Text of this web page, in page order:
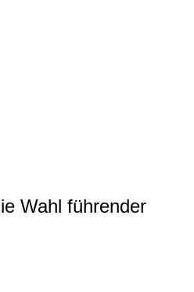
Wahl führender